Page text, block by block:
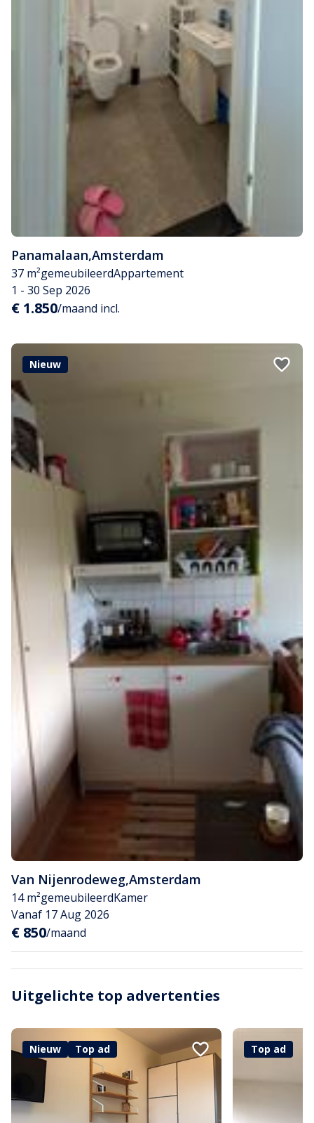
Panamalaan,Amsterdam
37 m²gemeubileerdAppartement
1 - 30 Sep 2026
€ 1.850/maand incl.
Nieuw
Van Nijenrodeweg,Amsterdam
14 m²gemeubileerdKamer
Vanaf 17 Aug 2026
€ 850/maand
Uitgelichte top advertenties
Nieuw Top ad Top ad